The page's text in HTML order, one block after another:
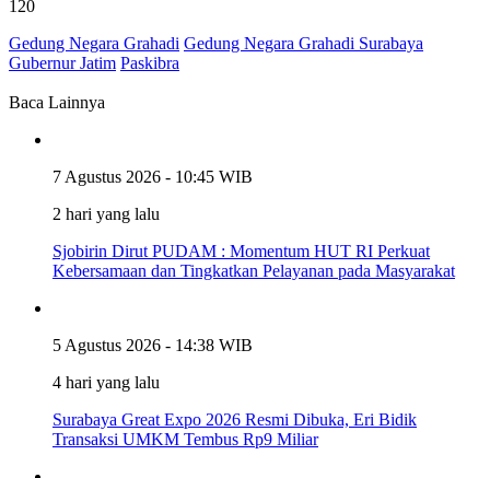
120
Gedung Negara Grahadi Gedung Negara Grahadi Surabaya
Gubernur Jatim Paskibra
Baca Lainnya
7 Agustus 2026 - 10:45 WIB
2 hari yang lalu
Sjobirin Dirut PUDAM : Momentum HUT RI Perkuat
Kebersamaan dan Tingkatkan Pelayanan pada Masyarakat
5 Agustus 2026 - 14:38 WIB
4 hari yang lalu
Surabaya Great Expo 2026 Resmi Dibuka, Eri Bidik
Transaksi UMKM Tembus Rp9 Miliar